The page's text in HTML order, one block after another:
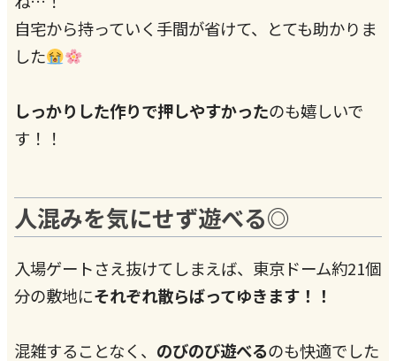
自宅から持っていく手間が省けて、とても助かりま
した
しっかりした作りで押しやすかったのも嬉しいで
す！！
人混みを気にせず遊べる◎
入場ゲートさえ抜けてしまえば、東京ドーム約21個
分の敷地にそれぞれ散らばってゆきます！！
混雑することなく、 のびのび遊べるのも快適でした